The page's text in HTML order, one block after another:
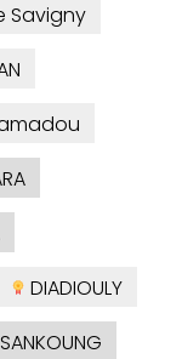
Savigny
DIADIOULY